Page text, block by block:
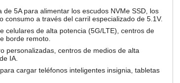
5A para alimentar los escudos NVMe SSD, los
a través del carril especializado de 5.1V.
celulares de alta potencia (5G/LTE), centros de
borde remoto.
personalizadas, centros de medios de alta
IA.
cargar teléfonos inteligentes insignia, tabletas